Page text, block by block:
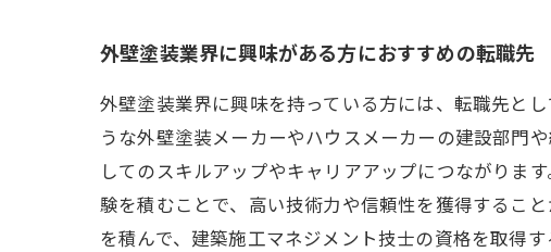
外壁塗装業界に興味がある方におすすめの転職先
外壁塗装業界に興味を持っている方には、転職先と
うな外壁塗装メーカーやハウスメーカーの建設部門
してのスキルアップやキャリアアップにつながりま
験を積むことで、高い技術力や信頼性を獲得するこ
を積んで、建築施工マネジメント技士の資格を取得